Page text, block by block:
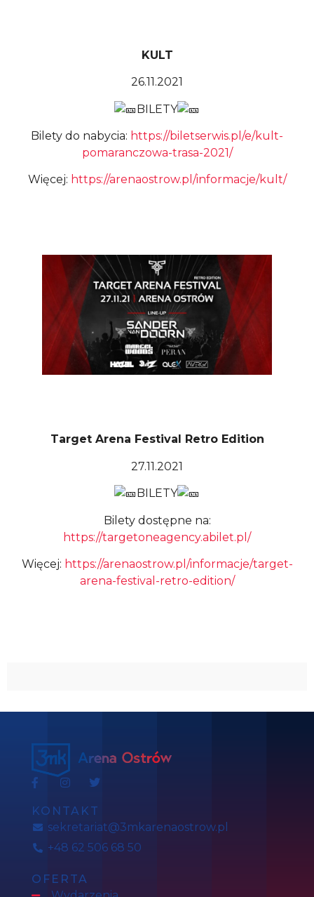
KULT
26.11.2021
BILETY
Bilety do nabycia: https://biletserwis.pl/e/kult-
pomaranczowa-trasa-2021/
Więcej: https://arenaostrow.pl/informacje/kult/
Target Arena Festival Retro Edition
27.11.2021
BILETY
Bilety dostępne na:
https://targetoneagency.abilet.pl/
Więcej: https://arenaostrow.pl/informacje/target-
arena-festival-retro-edition/
KONTAKT
sekretariat@3mkarenaostrow.pl
+48 62 506 68 50
OFERTA